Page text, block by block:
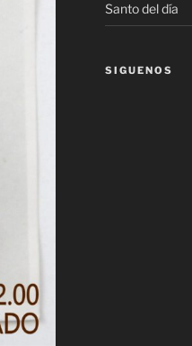
Santo del día
SIGUENOS